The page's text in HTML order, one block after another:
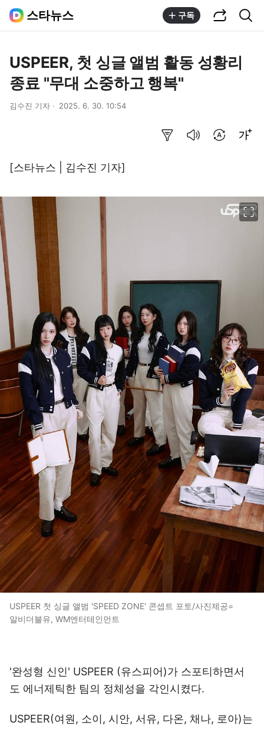
스타뉴스 구독
USPEER, 첫 싱글 앨범 활동 성황리
종료 "무대 소중하고 행복"
김수진 기자 2025. 6. 30. 10:54
[스타뉴스 | 김수진 기자]
USPEER 첫 싱글 앨범 'SPEED ZONE' 콘셉트 포토/사진제공=
알비더블유, WM엔터테인먼트
'완성형 신인' USPEER (유스피어)가 스포티하면서
도 에너제틱한 팀의 정체성을 각인시켰다.
USPEER(여원, 소이, 시안, 서유, 다온, 채나, 로아)는